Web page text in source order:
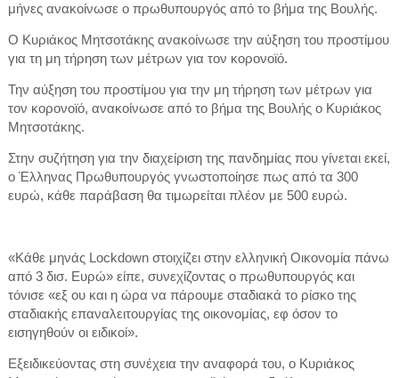
μήνες ανακοίνωσε ο πρωθυπουργός από το βήμα της Βουλής.
Ο Κυριάκος Μητσοτάκης ανακοίνωσε την αύξηση του προστίμου
για τη μη τήρηση των μέτρων για τον κορονοϊό.
Την αύξηση του προστίμου για την μη τήρηση των μέτρων για
τον κορονοϊό, ανακοίνωσε από το βήμα της Βουλής ο Κυριάκος
Μητσοτάκης.
Στην συζήτηση για την διαχείριση της πανδημίας που γίνεται εκεί,
ο Έλληνας Πρωθυπουργός γνωστοποίησε πως από τα 300
ευρώ, κάθε παράβαση θα τιμωρείται πλέον με 500 ευρώ.
«Κάθε μηνάς Lockdown στοιχίζει στην ελληνική Οικονομία πάνω
από 3 δισ. Ευρώ» είπε, συνεχίζοντας ο πρωθυπουργός και
τόνισε «εξ ου και η ώρα να πάρουμε σταδιακά το ρίσκο της
σταδιακής επαναλειτουργίας της οικονομίας, εφ όσον το
εισηγηθούν οι ειδικοί».
Εξειδικεύοντας στη συνέχεια την αναφορά του, ο Κυριάκος